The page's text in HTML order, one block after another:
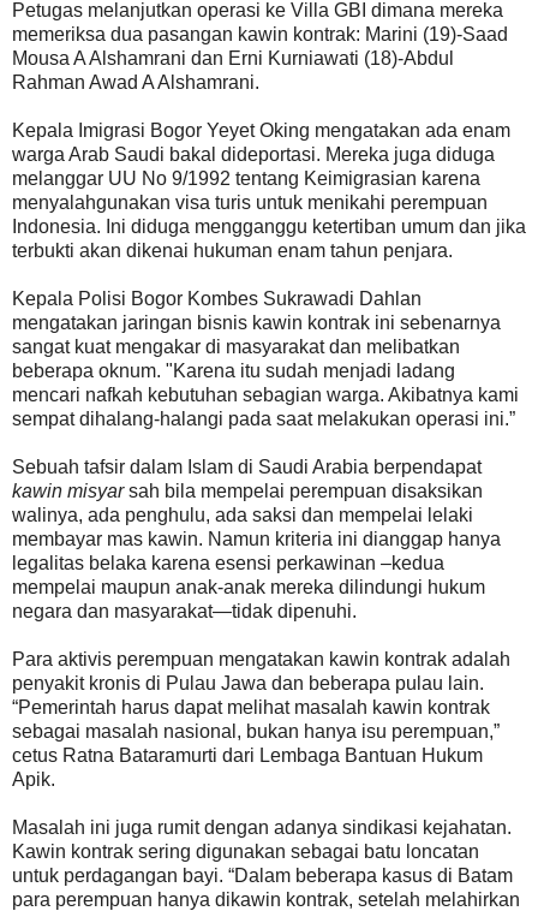
Petugas melanjutkan operasi ke Villa GBI dimana mereka
memeriksa dua pasangan kawin kontrak: Marini (19)-Saad
Mousa A Alshamrani dan Erni Kurniawati (18)-Abdul
Rahman Awad A Alshamrani.
Kepala Imigrasi Bogor Yeyet Oking mengatakan ada enam
warga Arab Saudi bakal dideportasi. Mereka juga diduga
melanggar UU No 9/1992 tentang Keimigrasian karena
menyalahgunakan visa turis untuk menikahi perempuan
Indonesia. Ini diduga mengganggu ketertiban umum dan jika
terbukti akan dikenai hukuman enam tahun penjara.
Kepala Polisi Bogor Kombes Sukrawadi Dahlan
mengatakan jaringan bisnis kawin kontrak ini sebenarnya
sangat kuat mengakar di masyarakat dan melibatkan
beberapa oknum. "Karena itu sudah menjadi ladang
mencari nafkah kebutuhan sebagian warga. Akibatnya kami
sempat dihalang-halangi pada saat melakukan operasi ini.”
Sebuah tafsir dalam Islam di Saudi Arabia berpendapat
kawin misyarsah bila mempelai perempuan disaksikan
walinya, ada penghulu, ada saksi dan mempelai lelaki
membayar mas kawin. Namun kriteria ini dianggap hanya
legalitas belaka karena esensi perkawinan –kedua
mempelai maupun anak-anak mereka dilindungi hukum
negara dan masyarakat—tidak dipenuhi.
Para aktivis perempuan mengatakan kawin kontrak adalah
penyakit kronis di Pulau Jawa dan beberapa pulau lain.
“Pemerintah harus dapat melihat masalah kawin kontrak
sebagai masalah nasional, bukan hanya isu perempuan,”
cetus Ratna Bataramurti dari Lembaga Bantuan Hukum
Apik.
Masalah ini juga rumit dengan adanya sindikasi kejahatan.
Kawin kontrak sering digunakan sebagai batu loncatan
untuk perdagangan bayi. “Dalam beberapa kasus di Batam
para perempuan hanya dikawin kontrak, setelah melahirkan